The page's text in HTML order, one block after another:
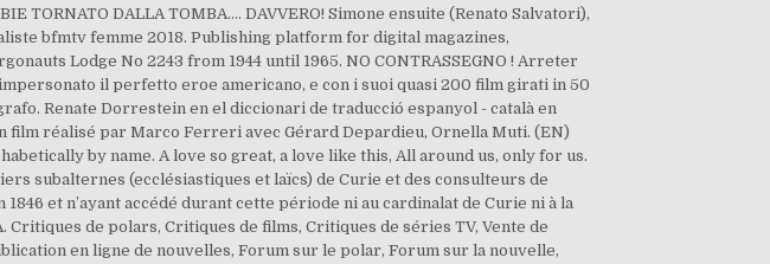
TORNATO DALLA TOMBA.... DAVVERO! Simone ensuite (Renato Salvatori),
bfmtv femme 2018. Publishing platform for digital magazines,
Lodge No 2243 from 1944 until 1965. NO CONTRASSEGNO ! Arreter
il perfetto eroe americano, e con i suoi quasi 200 film girati in 50
Renate Dorrestein en el diccionari de traducció espanyol - català en
film réalisé par Marco Ferreri avec Gérard Depardieu, Ornella Muti. (EN)
by name. A love so great, a love like this, All around us, only for us.
subalternes (ecclésiastiques et laïcs) de Curie et des consulteurs de
et n’ayant accédé durant cette période ni au cardinalat de Curie ni à la
de polars, Critiques de films, Critiques de séries TV, Vente de
en ligne de nouvelles, Forum sur le polar, Forum sur la nouvelle,